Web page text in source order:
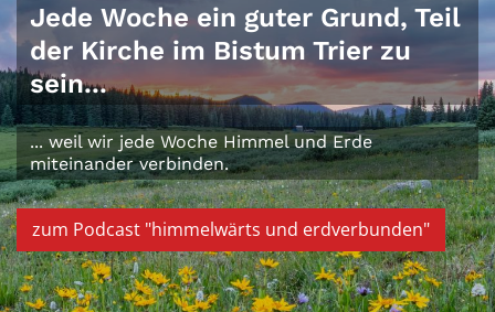
Jede Woche ein guter Grund, Teil
der Kirche im Bistum Trier zu
sein...
... weil wir jede Woche Himmel und Erde
miteinander verbinden.
zum Podcast "himmelwärts und erdverbunden"